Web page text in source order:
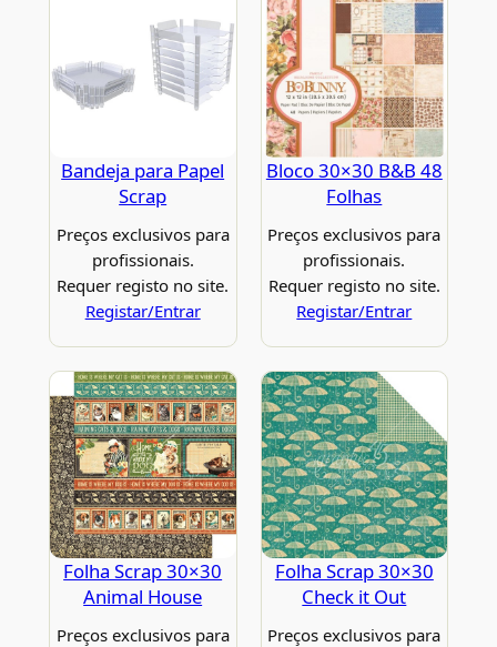
Bandeja para Papel
Scrap
Preços exclusivos para
profissionais.
Requer registo no site.
Registar/Entrar
Bloco 30×30 B&B 48
Folhas
Preços exclusivos para
profissionais.
Requer registo no site.
Registar/Entrar
Folha Scrap 30×30
Animal House
Preços exclusivos para
Folha Scrap 30×30
Check it Out
Preços exclusivos para